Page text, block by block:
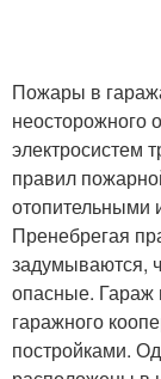
Пожары в
неосторожного
электросистем
правил
отопительными
Пренебрегая
задумываются,
опасные. Гараж
гаражного
постройками.